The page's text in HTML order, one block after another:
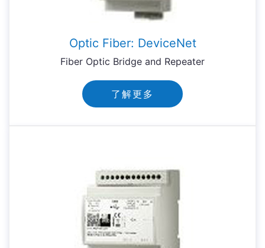
Optic Fiber: DeviceNet
Fiber Optic Bridge and Repeater
了解更多